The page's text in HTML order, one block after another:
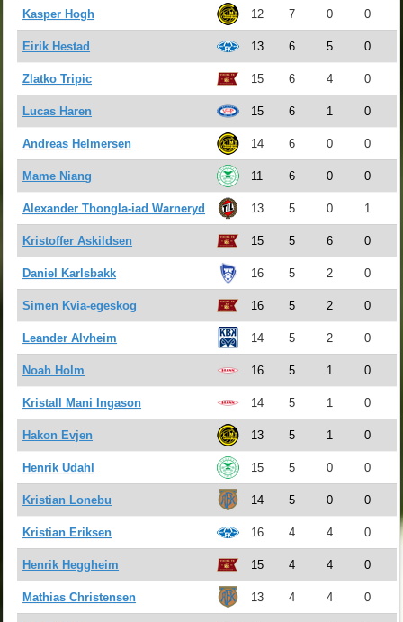
Kasper Hogh 12 7 0 0
Eirik Hestad 13 6 5 0
Zlatko Tripic 15 6 4 0
Lucas Haren 15 6 1 0
Andreas Helmersen 14 6 0 0
Mame Niang 11 6 0 0
Alexander Thongla-iad Warneryd 13 5 0 1
Kristoffer Askildsen 15 5 6 0
Daniel Karlsbakk 16 5 2 0
Simen Kvia-egeskog 16 5 2 0
Leander Alvheim 14 5 2 0
Noah Holm 16 5 1 0
Kristall Mani Ingason 14 5 1 0
Hakon Evjen 13 5 1 0
Henrik Udahl 15 5 0 0
Kristian Lonebu 14 5 0 0
Kristian Eriksen 16 4 4 0
Henrik Heggheim 15 4 4 0
Mathias Christensen 13 4 4 0